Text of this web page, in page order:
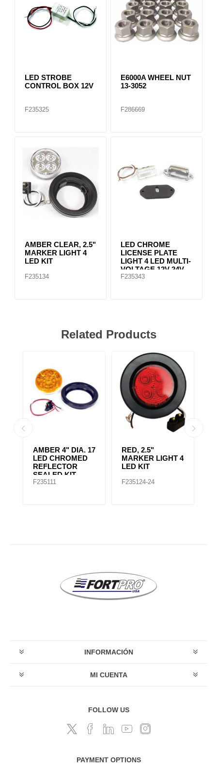
LED STROBE
CONTROL BOX 12V
F235325
E6000A WHEEL NUT
13-3052
F286669
AMBER CLEAR, 2.5"
MARKER LIGHT 4
LED KIT
F235134
LED CHROME
LICENSE PLATE
LIGHT 4 LED MULTI-
VOLTAGE 12V-24V
F235343
Related Products
AMBER CLEAR,
4IN DIA. 10 LED
SEALED
F235167
4" RED 10 LED
LIGHT
F235148
INFORMACIÓN
MI CUENTA
FOLLOW US
PAYMENT OPTIONS